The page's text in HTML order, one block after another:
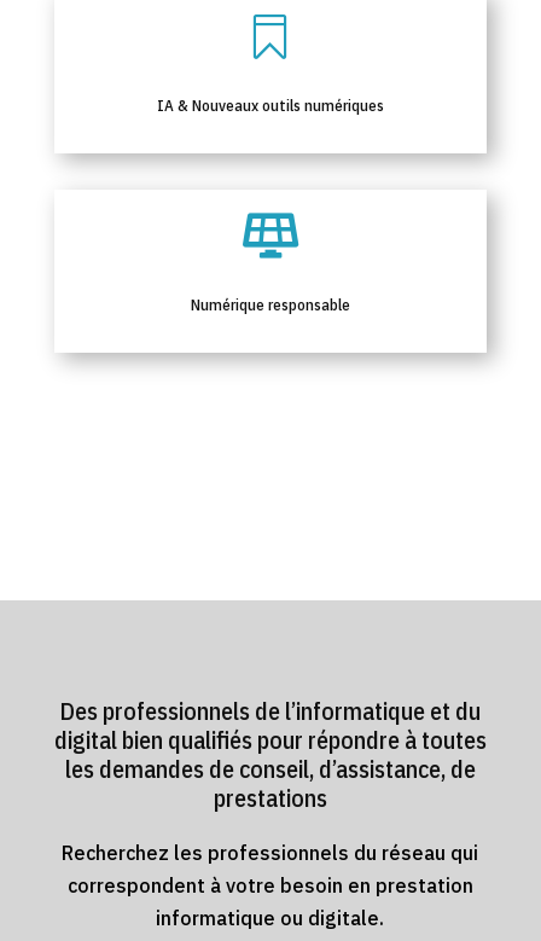

IA & Nouveaux outils numériques

Numérique responsable
Des professionnels de l’informatique et du
digital bien qualifiés pour répondre à toutes
les demandes de conseil, d’assistance, de
prestations
Recherchez les professionnels du réseau qui
correspondent à votre besoin en prestation
informatique ou digitale.